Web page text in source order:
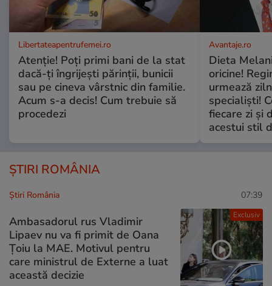
Libertateapentrufemei.ro
Atenție! Poți primi bani de la stat
dacă-ți îngrijești părinții, bunicii
sau pe cineva vârstnic din familie.
Acum s-a decis! Cum trebuie să
procedezi
Avantaje.ro
Dieta
oricine!
urmează
specialiști!
fiecare zi și
acestui stil
ȘTIRI ROMÂNIA
Exclusiv
Știri România 07:39
Ambasadorul rus Vladimir
Lipaev nu va fi primit de Oana
Țoiu la MAE. Motivul pentru
care ministrul de Externe a luat
această decizie